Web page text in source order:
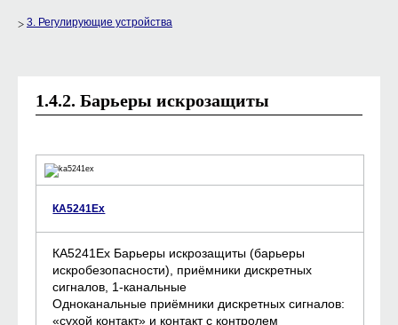
3. Регулирующие устройства
1.4.2. Барьеры искрозащиты
КА5241Ех
КА5241Ех Барьеры искрозащиты (барьеры
искробезопасности), приёмники дискретных
сигналов, 1-канальные
Одноканальные приёмники дискретных сигналов:
«сухой контакт» и контакт с контролем